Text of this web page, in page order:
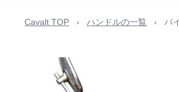
Cavalt TOP › ハンドルの一覧 › バ